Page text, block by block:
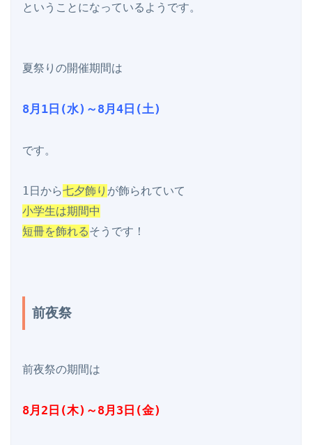
ということになっているようです。
夏祭りの開催期間は
8月1日(水)～8月4日(土)
です。
1日から七夕飾り
小学生は期間中
短冊を飾れるそうです！
前夜祭
前夜祭の期間は
8月2日(木)～8月3日(金)